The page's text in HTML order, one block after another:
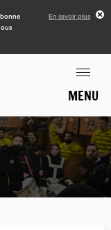
En savoir plus
MENU